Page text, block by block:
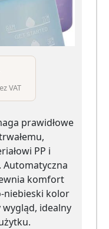
VAT
prawidłowe
PP i
komfort
niebieski kolor
idealny